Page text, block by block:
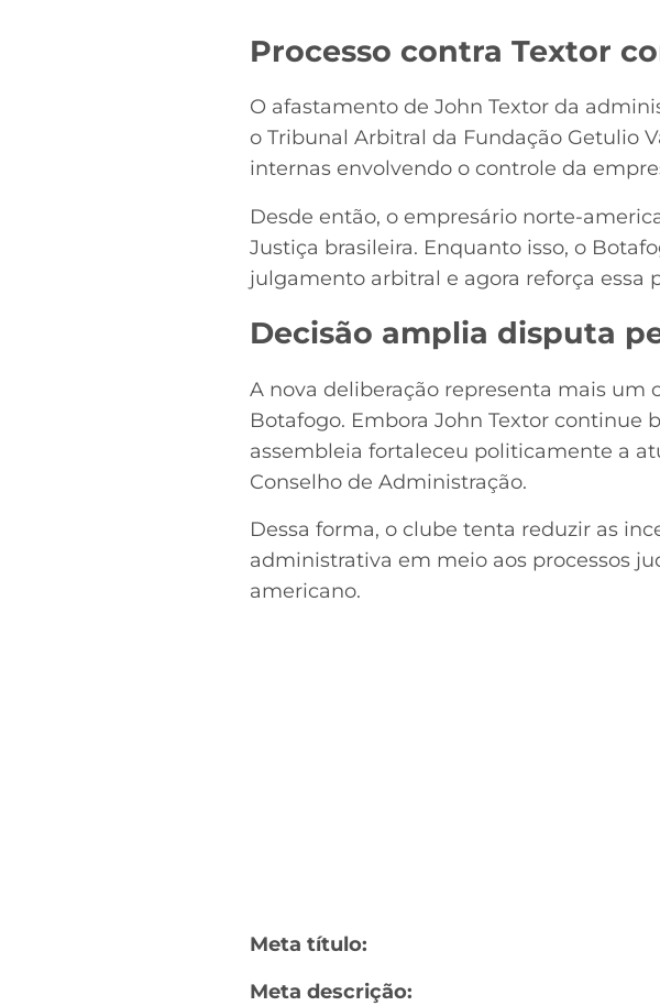
Processo contra Textor
O afastamento de John Textor da
o Tribunal Arbitral da Fundação Getulio
internas envolvendo o controle da
Desde então, o empresário norte-
Justiça brasileira. Enquanto isso, o
julgamento arbitral e agora reforça essa
Decisão amplia disputa
A nova deliberação representa mais um
Botafogo. Embora John Textor continue
assembleia fortaleceu politicamente a
Conselho de Administração.
Dessa forma, o clube tenta reduzir as
administrativa em meio aos processos
americano.
Meta título:
Meta descrição: